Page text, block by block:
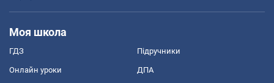
Моя школа
ГДЗ Підручники
Онлайн уроки ДПА